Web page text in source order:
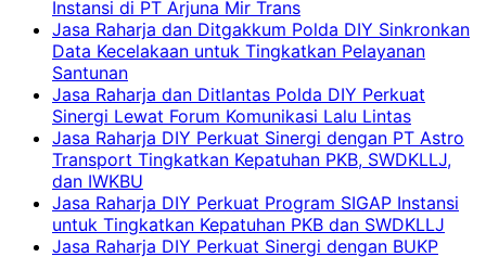
Instansi di PT Arjuna Mir Trans
Jasa Raharja dan Ditgakkum Polda DIY Sinkronkan
Data Kecelakaan untuk Tingkatkan Pelayanan
Santunan
Jasa Raharja dan Ditlantas Polda DIY Perkuat
Sinergi Lewat Forum Komunikasi Lalu Lintas
Jasa Raharja DIY Perkuat Sinergi dengan PT Astro
Transport Tingkatkan Kepatuhan PKB, SWDKLLJ,
dan IWKBU
Jasa Raharja DIY Perkuat Program SIGAP Instansi
untuk Tingkatkan Kepatuhan PKB dan SWDKLLJ
Jasa Raharja DIY Perkuat Sinergi dengan BUKP